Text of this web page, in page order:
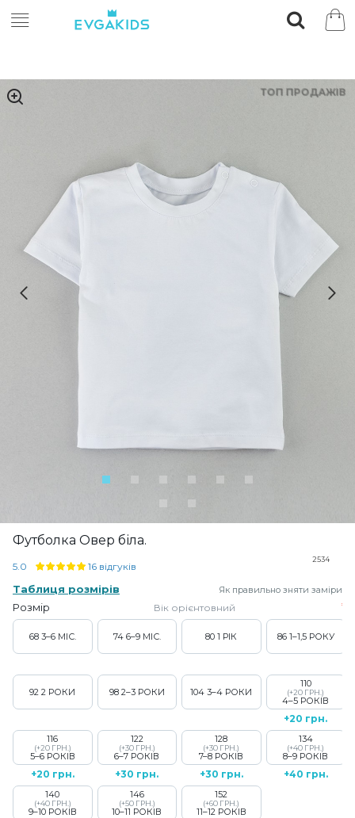
ТОП ПРОДАЖІВ
Футболка Овер біла.
2534
5.0 16 відгуків
Таблиця розмірів Як правильно зняти заміри
Розмір Вік орієнтовний
68 3–6 МІС. 74 6–9 МІС. 80 1 РІК 86 1–1,5 РОКУ
92 2 РОКИ 98 2–3 РОКИ 104 3–4 РОКИ
110
(+20 ГРН.)
4–5 РОКІВ
+20 грн.
116
(+20 ГРН.)
5–6 РОКІВ
+20 грн.
122
(+30 ГРН.)
6–7 РОКІВ
+30 грн.
128
(+30 ГРН.)
7–8 РОКІВ
+30 грн.
134
(+40 ГРН.)
8–9 РОКІВ
+40 грн.
140
(+40 ГРН.)
9–10 РОКІВ
146
(+50 ГРН.)
10–11 РОКІВ
152
(+60 ГРН.)
11–12 РОКІВ